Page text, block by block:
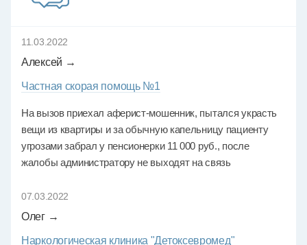
11.03.2022
Алексей →
Частная скорая помощь №1
На вызов приехал аферист-мошенник, пытался украсть
вещи из квартиры и за обычную капельницу пациенту
угрозами забрал у пенсионерки 11 000 руб., после
жалобы администратору не выходят на связь
07.03.2022
Олег →
Наркологическая клиника "Детоксевромед"